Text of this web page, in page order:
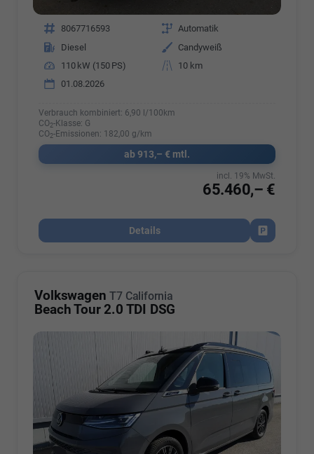
Fahrzeugnr. 8067716593 Getriebe Automatik
Kraftstoff
Diesel Außenfarbe Candyweiß
Leistung
110 kW (150 PS) Kilometerstand
10 km
01.08.2026
Verbrauch kombiniert: 6,90 l/100km
CO2-Klasse: G
CO2-Emissionen: 182,00 g/km
ab 913,– € mtl.
65.460,– €
incl. 19% MwSt.
Details
Fahrzeug
Volkswagen T7 California
Beach Tour 2.0 TDI DSG